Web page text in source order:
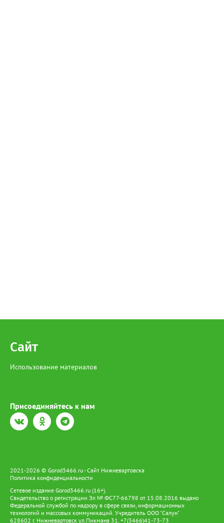
Сайт
Использование материалов
Присоединяйтесь к нам
2021-2026 © Gorod3466.ru - Сайт Нижневартовска
Политика конфиденциальности
Сетевое издание Gorod3466.ru (16+).
Свидетельство о регистрации Эл № ФС77-66798 от 15.08.2016 выдано
Федеральной службой по надзору в сфере связи, информационных
технологий и массовых коммуникаций. Учредитель ООО "Салун"
628602 г. Нижневартовск ул.Пикмана 31. +7(3466)41-73-73